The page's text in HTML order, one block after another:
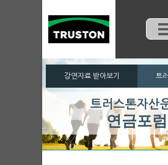
강연자료 받아보기 트
트러스톤자산
연금포럼